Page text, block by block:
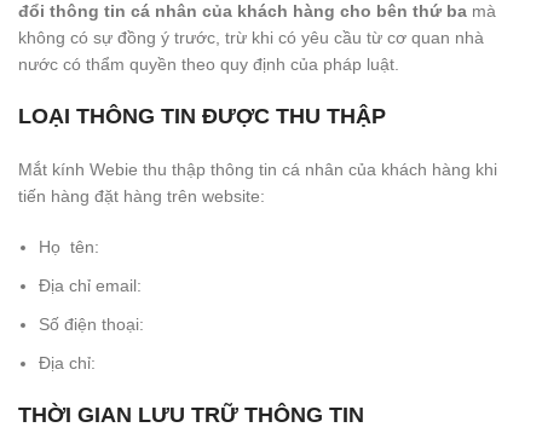
đổi thông tin cá nhân của khách hàng cho bên thứ ba mà
không có sự đồng ý trước, trừ khi có yêu cầu từ cơ quan nhà
nước có thẩm quyền theo quy định của pháp luật.
LOẠI THÔNG TIN ĐƯỢC THU THẬP
Mắt kính Webie thu thập thông tin cá nhân của khách hàng khi
tiến hàng đặt hàng trên website:
Họ tên:
Địa chỉ email:
Số điện thoại:
Địa chỉ:
THỜI GIAN LƯU TRỮ THÔNG TIN